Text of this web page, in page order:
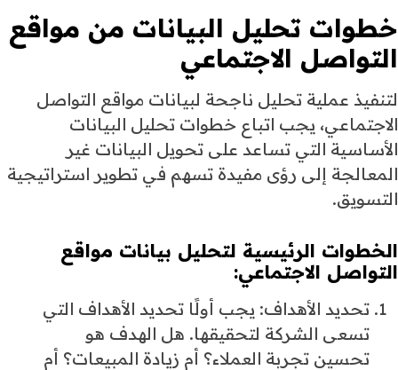
خطوات تحليل البيانات من مواقع
التواصل الاجتماعي
لتنفيذ عملية تحليل ناجحة لبيانات مواقع التواصل
الاجتماعي، يجب اتباع خطوات تحليل البيانات
الأساسية التي تساعد على تحويل البيانات غير
المعالجة إلى رؤى مفيدة تسهم في تطوير استراتيجية
التسويق.
الخطوات الرئيسية لتحليل بيانات مواقع
التواصل الاجتماعي:
تحديد الأهداف: يجب أولًا تحديد الأهداف التي
تسعى الشركة لتحقيقها. هل الهدف هو
تحسين تجربة العملاء؟ أم زيادة المبيعات؟ أم